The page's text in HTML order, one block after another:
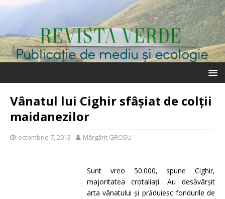
Vânatul lui Cighir sfâşiat de colţii
maidanezilor
octombrie 7, 2013 Mărgărit GROSU
Sunt vreo 50.000, spune Cighir,
majoritatea crotaliaţi. Au desăvârşit
arta vânatului şi prăduiesc fondurile de